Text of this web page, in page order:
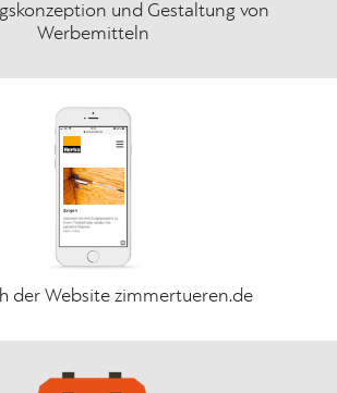
und Gestaltung von
Werbemitteln
der Website zimmertueren.de